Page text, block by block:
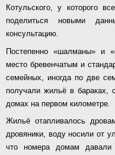
Котульского, у которого
поделиться новыми
консультацию.
Постепенно «шалманы» и
место бревенчатым и
семейных, иногда по две
получали жильё в бараках,
домах на первом километре.
Жильё отапливалось
дровяники, воду носили от
что номера домам